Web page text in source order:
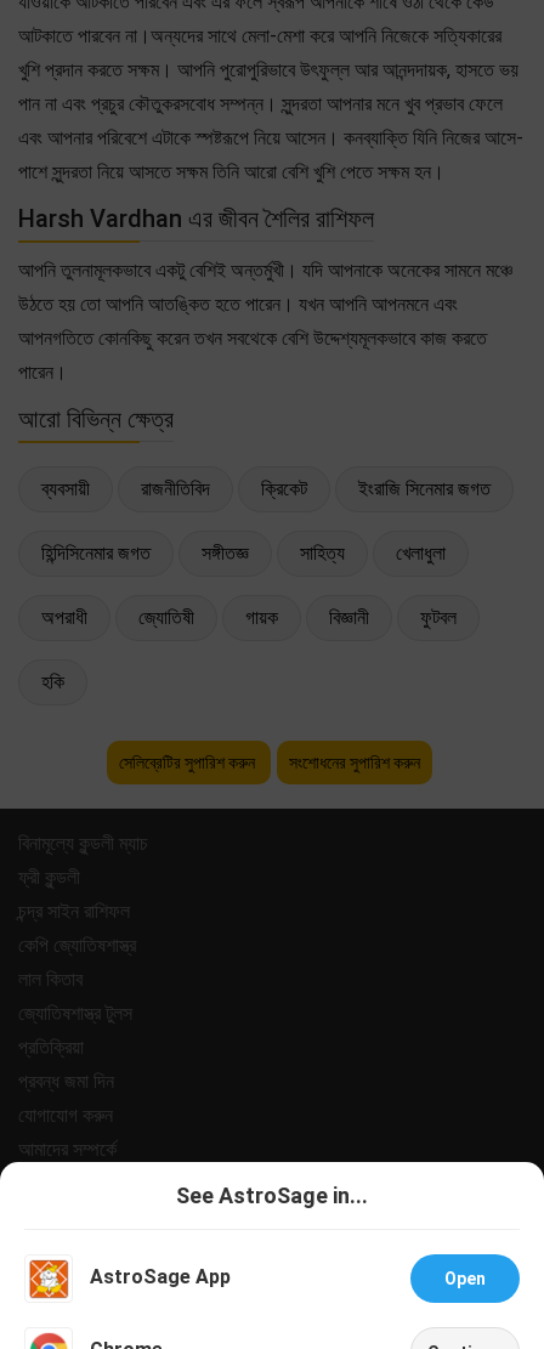
আটকাতে পারবেন না।অন্যদের সাথে মেলা-মেশা করে আপনি নিজেকে সত্যিকারের
খুশি প্রদান করতে সক্ষম। আপনি পুরোপুরিভাবে উৎফুল্ল আর আনন্দদায়ক, হাসতে ভয়
পান না এবং প্রচুর কৌতুকরসবোধ সম্পন্ন। সুন্দরতা আপনার মনে খুব প্রভাব ফেলে
এবং আপনার পরিবেশে এটাকে স্পষ্টরূপে নিয়ে আসেন। কনব্যাক্তি যিনি নিজের আসে-
পাশে সুন্দরতা নিয়ে আসতে সক্ষম তিনি আরো বেশি খুশি পেতে সক্ষম হন।
Harsh Vardhan এর জীবন শৈলির রাশিফল
আপনি তুলনামূলকভাবে একটু বেশিই অন্তর্মুখী। যদি আপনাকে অনেকের সামনে মঞ্চে
উঠতে হয় তো আপনি আতঙ্কিত হতে পারেন। যখন আপনি আপনমনে এবং
আপনগতিতে কোনকিছু করেন তখন সবথেকে বেশি উদ্দেশ্যমূলকভাবে কাজ করতে
পারেন।
আরো বিভিন্ন ক্ষেত্র
ব্যবসায়ী রাজনীতিবিদ ক্রিকেট ইংরাজি সিনেমার জগত
হিন্দিসিনেমার জগত সঙ্গীতজ্ঞ সাহিত্য খেলাধুলা
অপরাধী জ্যোতিষী গায়ক বিজ্ঞানী ফুটবল
হকি
সেলিব্রেটির সুপারিশ করুন সংশোধনের সুপারিশ করুন
বিনামূল্যে কুন্ডলী ম্যাচ
ফ্রী কুন্ডলী
চন্দ্র সাইন রাশিফল
কেপি জ্যোতিষশাস্ত্র
লাল কিতাব
জ্যোতিষশাস্ত্র টুলস
প্রতিক্রিয়া
প্রবন্ধ জমা দিন
যোগাযোগ করুন
আমাদের সম্পর্কে
সহায়তা
See AstroSage in...
AstroSage App Open
Talk To Astrologer Chat With Astrologer